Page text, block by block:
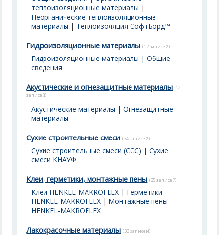
теплоизоляционные материалы |
Неорганические теплоизоляционные
материалы | Теплоизоляция СофтБорд™
Гидроизоляционные материалы (12 записей)
Гидроизоляционные материалы | Общие
сведения
Акустические и огнезащитные материалы (14
записей)
Акустические материалы |Огнезащитные
материалы
Сухие строительные смеси (34 записей)
Сухие строительные смеси (ССС) |Сухие
смеси КНАУФ
Клеи, герметики, монтажные пены (25 записей)
Клеи HENKEL-MAKROFLEX | Герметики
HENKEL-MAKROFLEX | Монтажные пены
HENKEL-MAKROFLEX
Лакокрасочные материалы (33 записей)